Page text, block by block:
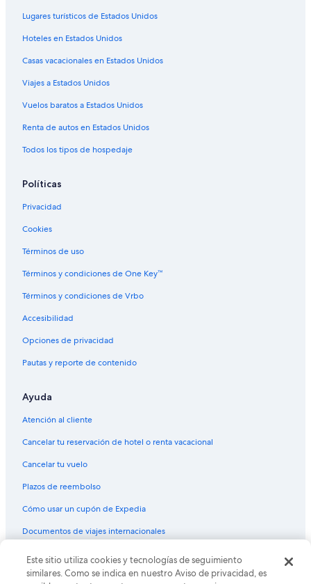
Lugares turísticos de Estados Unidos
Hoteles en Estados Unidos
Casas vacacionales en Estados Unidos
Viajes a Estados Unidos
Vuelos baratos a Estados Unidos
Renta de autos en Estados Unidos
Todos los tipos de hospedaje
Políticas
Privacidad
Cookies
Términos de uso
Términos y condiciones de One Key™
Términos y condiciones de Vrbo
Accesibilidad
Opciones de privacidad
Pautas y reporte de contenido
Ayuda
Atención al cliente
Cancelar tu reservación de hotel o renta vacacional
Cancelar tu vuelo
Plazos de reembolso
Cómo usar un cupón de Expedia
Documentos de viajes internacionales
© 2026 Expedia, Inc., una empresa de Expedia Group. Todos los
derechos reservados. Expedia y el logo de Expedia son marcas
Este sitio utiliza cookies y tecnologías de seguimiento
similares. Como se indica en nuestro Aviso de privacidad, es